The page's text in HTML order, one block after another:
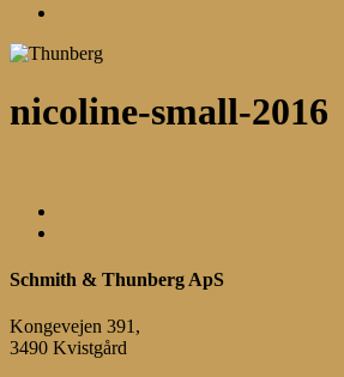
nicoline-small-2016
Schmith & Thunberg ApS
Kongevejen 391,
3490 Kvistgård